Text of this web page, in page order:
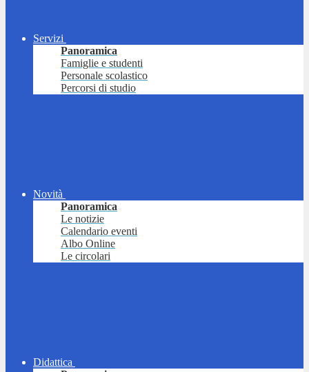
Servizi
Panoramica
Famiglie e studenti
Personale scolastico
Percorsi di studio
Novità
Panoramica
Le notizie
Calendario eventi
Albo Online
Le circolari
Didattica